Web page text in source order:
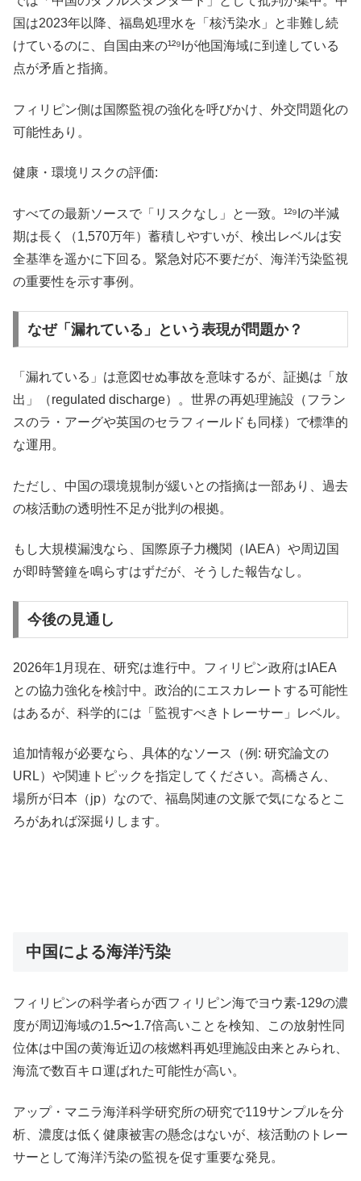
国は2023年以降、福島処理水を「核汚染水」と非難し続
けているのに、自国由来の¹²⁹Iが他国海域に到達している
点が矛盾と指摘。
フィリピン側は国際監視の強化を呼びかけ、外交問題化の
可能性あり。
健康・環境リスクの評価:
すべての最新ソースで「リスクなし」と一致。¹²⁹Iの半減
期は長く（1,570万年）蓄積しやすいが、検出レベルは安
全基準を遥かに下回る。緊急対応不要だが、海洋汚染監視
の重要性を示す事例。
なぜ「漏れている」という表現が問題か？
「漏れている」は意図せぬ事故を意味するが、証拠は「放
出」（regulated discharge）。世界の再処理施設（フラン
スのラ・アーグや英国のセラフィールドも同様）で標準的
な運用。
ただし、中国の環境規制が緩いとの指摘は一部あり、過去
の核活動の透明性不足が批判の根拠。
もし大規模漏洩なら、国際原子力機関（IAEA）や周辺国
が即時警鐘を鳴らすはずだが、そうした報告なし。
今後の見通し
2026年1月現在、研究は進行中。フィリピン政府はIAEA
との協力強化を検討中。政治的にエスカレートする可能性
はあるが、科学的には「監視すべきトレーサー」レベル。
追加情報が必要なら、具体的なソース（例: 研究論文の
URL）や関連トピックを指定してください。高橋さん、
場所が日本（jp）なので、福島関連の文脈で気になるとこ
ろがあれば深掘りします。
中国による海洋汚染
フィリピンの科学者らが西フィリピン海でヨウ素-129の濃
度が周辺海域の1.5〜1.7倍高いことを検知、この放射性同
位体は中国の黄海近辺の核燃料再処理施設由来とみられ、
海流で数百キロ運ばれた可能性が高い。
アップ・マニラ海洋科学研究所の研究で119サンプルを分
析、濃度は低く健康被害の懸念はないが、核活動のトレー
サーとして海洋汚染の監視を促す重要な発見。